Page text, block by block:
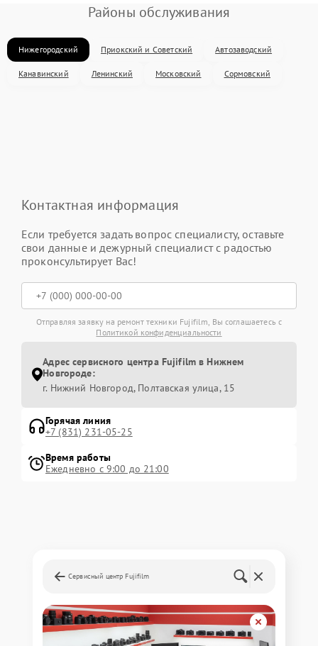
Районы обслуживания
Нижегородский Приокский и Советский Автозаводский
Канавинский Ленинский Московский Сормовский
Контактная информация
Если требуется задать вопрос специалисту, оставьте
свои данные и дежурный специалист с радостью
проконсультирует Вас!
Отправляя заявку на ремонт техники Fujifilm, Вы соглашаетесь с
Политикой конфиденциальности
Адрес сервисного центра Fujifilm в Нижнем
Новгороде:
г. Нижний Новгород, Полтавская улица, 15
Горячая линия
+7 (831) 231-05-25
Время работы
Ежедневно с 9:00 до 21:00
Сервисный центр Fujifilm